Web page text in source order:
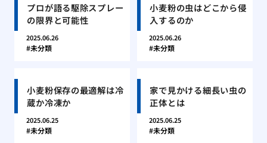
プロが語る駆除スプレー
の限界と可能性
2025.06.26
未分類
小麦粉の虫はどこから侵
入するのか
2025.06.26
未分類
小麦粉保存の最適解は冷
蔵か冷凍か
2025.06.25
未分類
家で見かける細長い虫の
正体とは
2025.06.25
未分類